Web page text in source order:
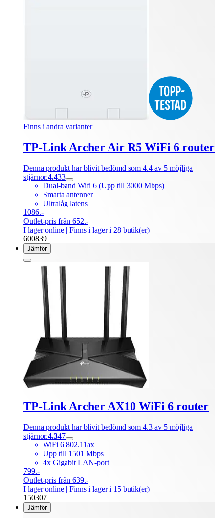
Finns i andra varianter
TP-Link Archer Air R5 WiFi 6 router
Denna produkt har blivit bedömd som 4.4 av 5 möjliga
stjärnor.4.433
Dual-band Wifi 6 (Upp till 3000 Mbps)
Smarta antenner
Ultralåg latens
1086.-
Outlet-pris från 652.-
I lager online | Finns i lager i 28 butik(er)
600839
Jämför
TP-Link Archer AX10 WiFi 6 router
Denna produkt har blivit bedömd som 4.3 av 5 möjliga
stjärnor.4.347
WiFi 6 802.11ax
Upp till 1501 Mbps
4x Gigabit LAN-port
799.-
Outlet-pris från 639.-
I lager online | Finns i lager i 15 butik(er)
150307
Jämför